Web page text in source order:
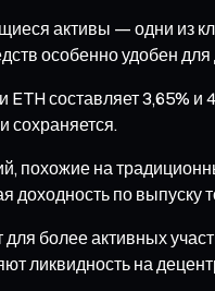
активы — одни
особенно удобен
составляет 3,65%
сохраняется.
похожие на
по выпуску
более активных
ликвидность на